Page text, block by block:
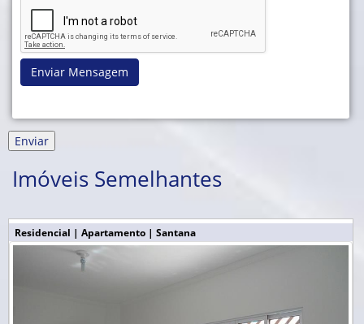
Enviar Mensagem
Imóveis Semelhantes
Residencial | Apartamento | Santana